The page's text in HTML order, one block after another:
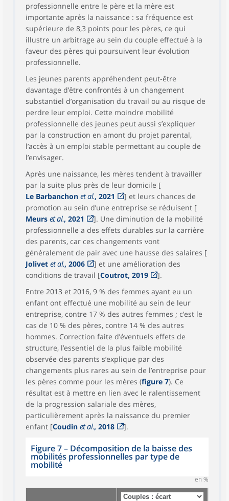
professionnelle entre le père et la mère est
importante après la naissance : sa fréquence est
supérieure de 8,3 points pour les pères, ce qui
illustre un arbitrage au sein du couple effectué à la
faveur des pères qui poursuivent leur évolution
professionnelle.
Les jeunes parents appréhendent peut-être
davantage d’être confrontés à un changement
substantiel d’organisation du travail ou au risque de
perdre leur emploi. Cette moindre mobilité
professionnelle des jeunes peut aussi s’expliquer
par la construction en amont du projet parental,
l’accès à un emploi stable permettant au couple de
l’envisager.
Après une naissance, les mères tendent à travailler
par la suite plus près de leur domicile [
Le Barbanchon et al., 2021
] et leurs chances de
promotion au sein d’une entreprise se réduisent [
Meurs et al., 2021
]. Une diminution de la mobilité
professionnelle a des effets durables sur la carrière
des parents, car ces changements vont
généralement de pair avec une hausse des salaires [
Jolivet et al., 2006
] et une amélioration des
conditions de travail [Coutrot, 2019
].
Entre 2013 et 2016, 9 % des femmes ayant eu un
enfant ont effectué une mobilité au sein de leur
entreprise, contre 17 % des autres femmes ; c’est le
cas de 10 % des pères, contre 14 % des autres
hommes. Correction faite d’éventuels effets de
structure, l’essentiel de la plus faible mobilité
observée des parents s’explique par des
changements plus rares au sein de l’entreprise pour
les pères comme pour les mères (figure 7). Ce
résultat est à mettre en lien avec le ralentissement
de la progression salariale des mères,
particulièrement après la naissance du premier
enfant [Coudin et al., 2018 ].
Figure 7 – Décomposition de la baisse des
mobilités professionnelles par type de
mobilité
en %